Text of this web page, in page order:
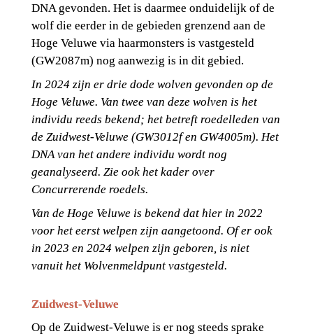
DNA gevonden. Het is daarmee onduidelijk of de
wolf die eerder in de gebieden grenzend aan de
Hoge Veluwe via haarmonsters is vastgesteld
(GW2087m) nog aanwezig is in dit gebied.
In 2024 zijn er drie dode wolven gevonden op de
Hoge Veluwe. Van twee van deze wolven is het
individu reeds bekend; het betreft roedelleden van
de Zuidwest-Veluwe (GW3012f en GW4005m). Het
DNA van het andere individu wordt nog
geanalyseerd. Zie ook het kader over
Concurrerende roedels.
Van de Hoge Veluwe is bekend dat hier in 2022
voor het eerst welpen zijn aangetoond. Of er ook
in 2023 en 2024 welpen zijn geboren, is niet
vanuit het Wolvenmeldpunt vastgesteld.
Zuidwest-Veluwe
Op de Zuidwest-Veluwe is er nog steeds sprake